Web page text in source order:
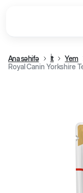
Ana səhifə İt
Yem